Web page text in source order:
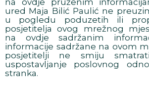
ured Maja Bilić Paulić ne
u pogledu poduzetih ili
posjetitelja ovog mrežnog
na ovdje sadržanim
informacije sadržane na ovom
posjetitelji ne smiju
uspostavljanje poslovnog
stranka.